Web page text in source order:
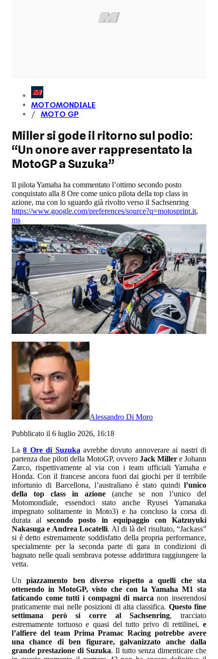
MOTOMONDIALE
MOTO GP
Miller si gode il ritorno sul podio:
“Un onore aver rappresentato la
MotoGP a Suzuka”
Il pilota Yamaha ha commentato l’ottimo secondo posto
conquistato alla 8 Ore come unico pilota della top class in
azione, ma con lo sguardo già rivolto verso il Sachsenring
https://www.google.com/preferences/source?q=motosprint.it,
ms
Alessandro Di Moro
Pubblicato il 6 luglio 2026, 16:18
La8 Ore di Suzuka avrebbe dovuto annoverare ai nastri di
partenza due piloti della MotoGP, ovvero Jack Miller e Johann
Zarco, rispettivamente al via con i team ufficiali Yamaha e
Honda. Con il francese ancora fuori dai giochi per il terribile
infortunio di Barcellona, l’australiano è stato quindi l’unico
della top class in azione (anche se non l’unico del
Motomondiale, essendoci stato anche Ryusei Yamanaka
impegnato solitamente in Moto3) e ha concluso la corsa di
durata alsecondo posto in equipaggio con Katzuyuki
Nakasuga e Andrea Locatelli. Al di là del risultato, “Jackass”
si è detto estremamente soddisfatto della propria performance,
specialmente per la seconda parte di gara in condizioni di
bagnato nelle quali sembrava potesse addirittura raggiungere la
vetta.
Un piazzamento ben diverso rispetto a quelli che sta
ottenendo in MotoGP, visto che con la Yamaha M1 sta
faticando come tutti i compagni di marcanon inserendosi
praticamente mai nelle posizioni di alta classifica. Questo fine
settimana però si corre al Sachsenring, tracciato
estremamente tortuoso e quasi del tutto privo di rettilinei, e
l’alfiere del team Prima Pramac Racing potrebbe avere
una chance di ben figurare, galvanizzato anche dalla
grande prestazione di Suzuka. Il tutto senza dimenticare che